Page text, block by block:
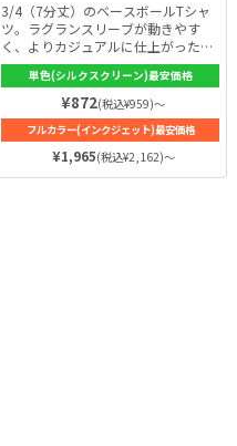
3/4（7分丈）のベースボールTシャ
ツ。ラグランスリーブが動きやす
く、よりカジュアルに仕上がった一
枚です。袖丈も7分袖なので一年を
通して様々な着こなしを楽しめま
す。カジュアルな普段着や野球など
のスポーツ、ダンスなどの衣装とし
ても活用いただけます！メリハリの
あるバイカラー配色の展開が、幅広
い用途で楽しめること間違いなしの
単色(シルクスクリーン)最安価格
¥872(税込¥959)～
フルカラー(インクジェット)最安価格
¥1,965(税込¥2,162)～